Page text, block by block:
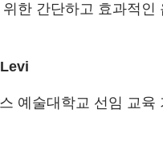
위한 간단하고 효과적인
예술대학교 선임 교육